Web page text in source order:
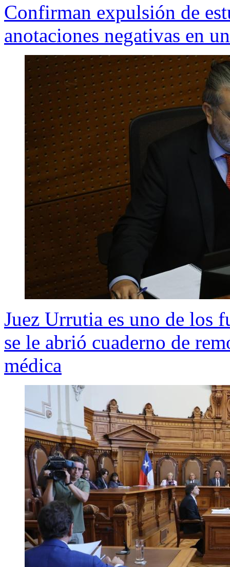
Confirman expulsión de
anotaciones negativas en
Juez Urrutia es uno de los
se le abrió cuaderno de
médica